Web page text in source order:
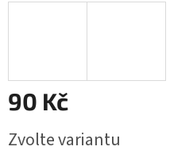
90 Kč
cena:
Zvolte variantu